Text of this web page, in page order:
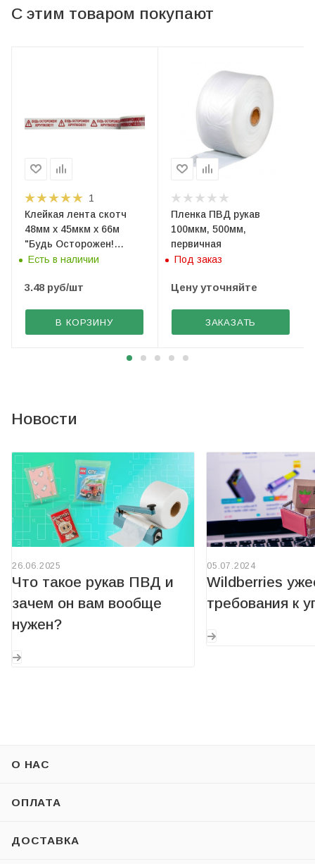
С этим товаром покупают
1
Клейкая лента скотч
48мм х 45мкм х 66м
"Будь Осторожен!
Хрупкое!!!"
Есть в наличии
3.48 руб/шт
В КОРЗИНУ
Пленка ПВД рукав
100мкм, 500мм,
первичная
Под заказ
Цену уточняйте
ЗАКАЗАТЬ
Новости
26.06.2025
Что такое рукав ПВД и
зачем он вам вообще
нужен?
05.07.2024
Wildberries
требования к
О НАС
ОПЛАТА
ДОСТАВКА